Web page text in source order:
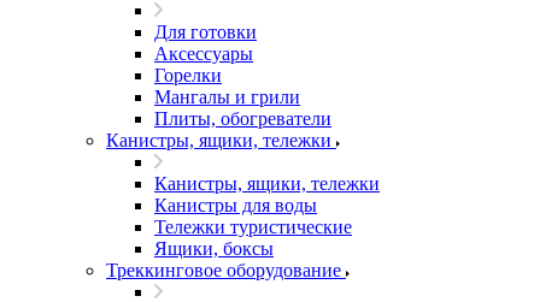
Для готовки
Аксессуары
Горелки
Мангалы и грили
Плиты, обогреватели
Канистры, ящики, тележки
Канистры, ящики, тележки
Канистры для воды
Тележки туристические
Ящики, боксы
Треккинговое оборудование